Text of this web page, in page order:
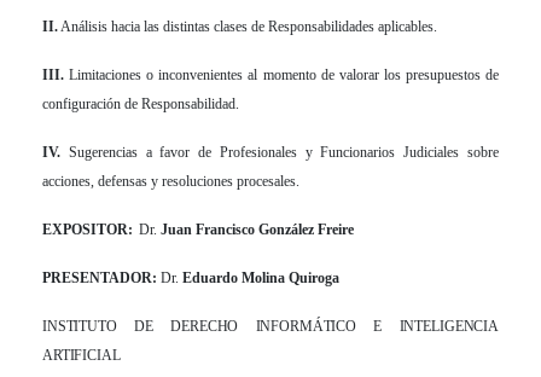
II.Análisis hacia las distintas clases de Responsabilidades aplicables.
III. Limitaciones o inconvenientes al momento de valorar los presupuestos de
configuración de Responsabilidad.
IV. Sugerencias a favor de Profesionales y Funcionarios Judiciales sobre
acciones, defensas y resoluciones procesales.
EXPOSITOR: Dr. Juan Francisco González Freire
PRESENTADOR: Dr. Eduardo Molina Quiroga
INSTITUTO DE DERECHO INFORMÁTICO E INTELIGENCIA
ARTIFICIAL